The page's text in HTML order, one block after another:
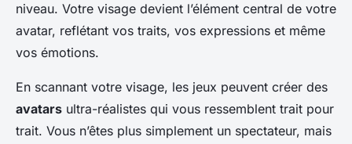
niveau. Votre visage devient l’élément central de votre
avatar, reflétant vos traits, vos expressions et même
vos émotions.
En scannant votre visage, les jeux peuvent créer des
avatars ultra-réalistes qui vous ressemblent trait pour
trait. Vous n’êtes plus simplement un spectateur, mais